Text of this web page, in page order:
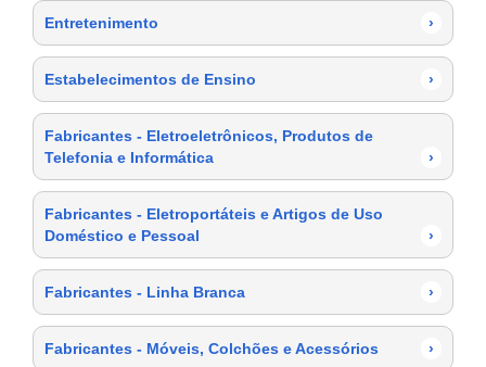
Entretenimento ›
Estabelecimentos de Ensino ›
Fabricantes - Eletroeletrônicos, Produtos de
Telefonia e Informática
›
Fabricantes - Eletroportáteis e Artigos de Uso
Doméstico e Pessoal
›
Fabricantes - Linha Branca ›
Fabricantes - Móveis, Colchões e Acessórios ›